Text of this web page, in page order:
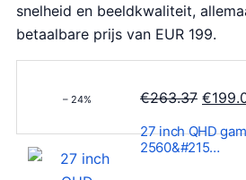
snelheid en beeldkwaliteit,
betaalbare prijs van EUR 199.
– 24% €263.37 O
r
€
27 inch QHD
2560&#215…